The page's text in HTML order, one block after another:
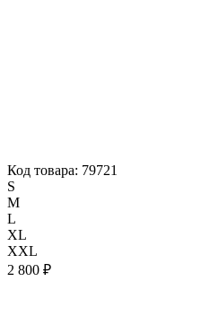
Код товара: 79721
S
M
L
XL
XXL
2 800 ₽